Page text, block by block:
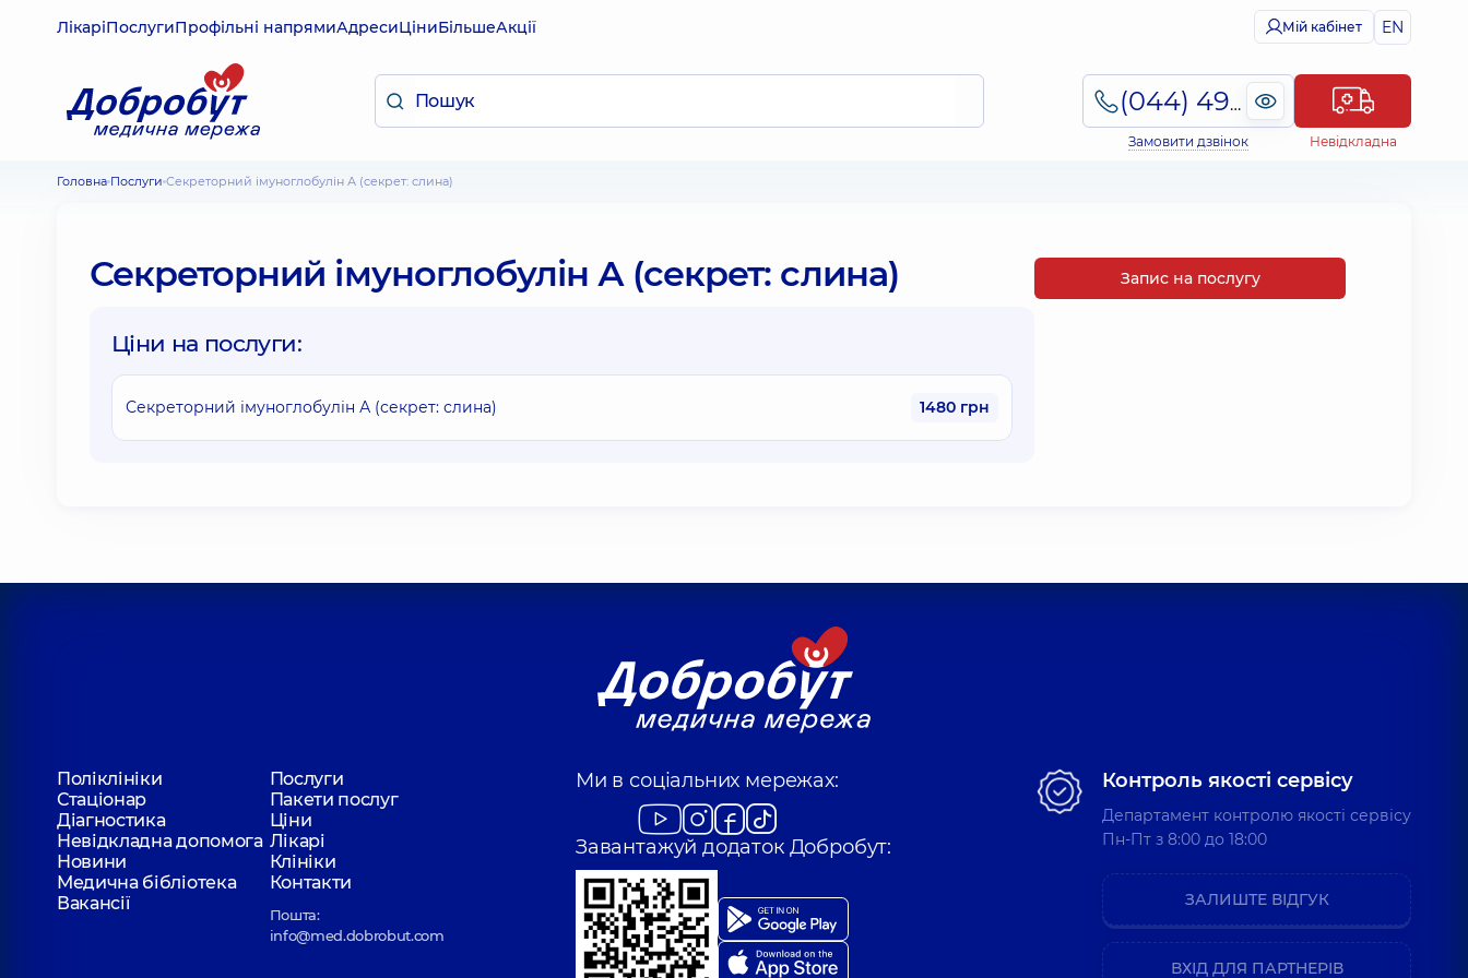
ЛікаріПослугиПрофільні напрямиАдресиЦіниБільшеАкції Мій кабінет EN
(044) 495-2-888
Замовити дзвінок Невідкладна
Головна Послуги Секреторний імуноглобулін А (секрет: слина)
Секреторний імуноглобулін А (секрет: слина)
Ціни на послуги:
Секреторний імуноглобулін А (секрет: слина) 1480 грн
Запис на послугу
Поліклініки
Послуги
Стаціонар
Пакети послуг
Діагностика
Ціни
Невідкладна допомога Лікарі
Новини
Клініки
Медична бібліотека
Контакти
Вакансії
Пошта:
info@med.dobrobut.com
Ми в соціальних мережах:
Завантажуй додаток Добробут:
Контроль якості сервісу
Департамент контролю якості сервісу
Пн-Пт з 8:00 до 18:00
ЗАЛИШТЕ ВІДГУК
ВХІД ДЛЯ ПАРТНЕРІВ